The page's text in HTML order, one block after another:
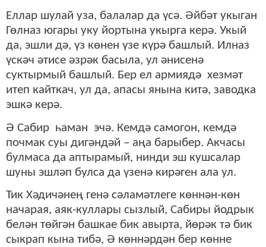
Еллар шулай уза, балалар да үсә. Әйбәт укыган
Гөлназ югары уку йортына укырга керә. Укый
да, эшли дә, үз көнен үзе күрә башлый. Илназ
үскәч әтисе әзрәк басыла, ул әнисенә
суктырмый башлый. Бер ел армиядә хезмәт
итеп кайткач, ул да, апасы янына китә, заводка
эшкә керә.
Ә Сабир һаман эчә. Кемдә самогон, кемдә
почмак суы дигәндәй – аңа барыбер. Акчасы
булмаса да аптырамый, нинди эш кушсалар
шуны эшләп булса да үзенә кирәген ала ул.
Тик Хәдичәнең генә сәламәтлеге көннән-көн
начарая, аяк-куллары сызлый, Сабиры йодрык
белән төйгән башкае бик авырта, йөрәк тә бик
сыкрап кына тибә, Ә көннәрдән бер көнне